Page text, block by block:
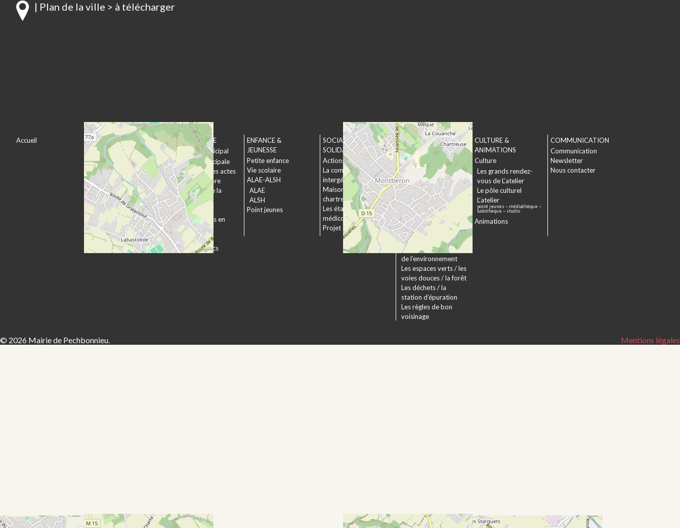
| Plan de la ville > à télécharger
Accueil
VOTRE VILLE
Bienvenue à
Pechbonnieu
Plan d’accès et
transports
Vie associative
Vie économique
Sécurité Prévention
Contacts utiles
VOTRE MAIRIE
Le conseil municipal
L’équipe municipale
Publication des actes
Expression libre
Les services de la
mairie
Démarches
administratives en
ligne
Formulaires
Marchés publics
ENFANCE &
JEUNESSE
Petite enfance
Vie scolaire
ALAE-ALSH
ALAE
ALSH
Point jeunes
SOCIAL &
SOLIDARITÉ
Actions municipales
La commission
intergénérationnelle
Maison de retraite La
chartreuse
Les établissements
médico-sociaux
Projet Se Canto
URBANISME &
ENVIRONNEMENT
Urbanisme
Le service urbanisme
Déposer un dossier
Le droit applicable à
Pechbonnieu
Déploiement de la
fibre optique
Environnement
La Charte
Les actions en faveur
de l’environnement
Les espaces verts / les
voies douces / la forêt
Les déchets / la
station d’épuration
Les règles de bon
voisinage
CULTURE &
ANIMATIONS
Culture
Les grands rendez-
vous de L’atelier
Le pôle culturel
L’atelier
point jeunes – médiathèque –
ludothèque – studio
Animations
COMMUNICATION
Communication
Newsletter
Nous contacter
© 2026 Mairie de Pechbonnieu. Mentions légales